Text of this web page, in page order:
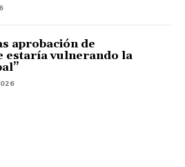
aprobación de
estaría vulnerando la